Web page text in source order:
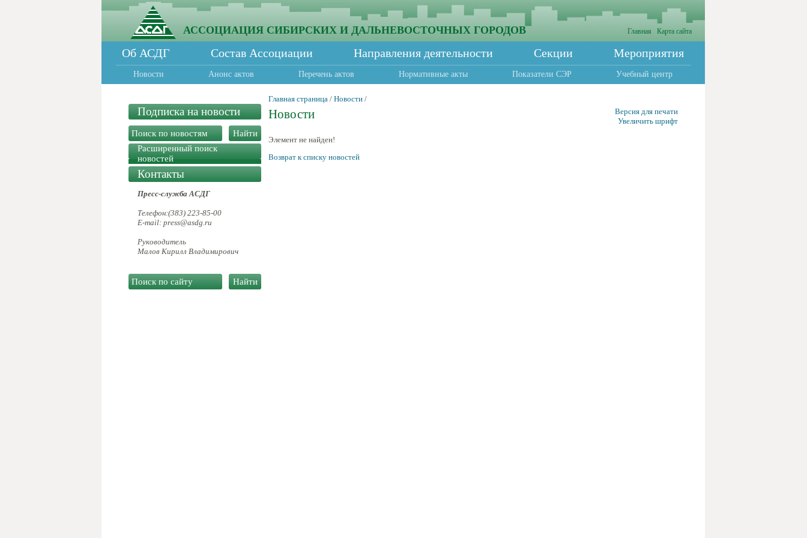
АССОЦИАЦИЯ СИБИРСКИХ И ДАЛЬНЕВОСТОЧНЫХ ГОРОДОВ Главная Карта сайта
Об АСДГ Состав Ассоциации Направления деятельности Секции Мероприятия
Новости Анонс актов Перечень актов Нормативные акты Показатели СЭР Учебный центр
Подписка на новости
Расширенный поиск
новостей
Контакты
Пресс-служба АСДГ
Телефон:(383) 223-85-00
E-mail: press@asdg.ru
Руководитель
Малов Кирилл Владимирович
Главная страница / Новости /
Новости
Версия для печати
Увеличить шрифт
Элемент не найден!
Возврат к списку новостей